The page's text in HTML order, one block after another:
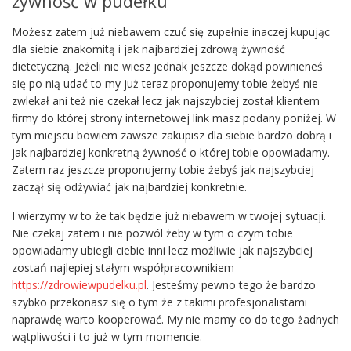
Możesz zatem już niebawem czuć się zupełnie inaczej kupując
dla siebie znakomitą i jak najbardziej zdrową żywność
dietetyczną. Jeżeli nie wiesz jednak jeszcze dokąd powinieneś
się po nią udać to my już teraz proponujemy tobie żebyś nie
zwlekał ani też nie czekał lecz jak najszybciej został klientem
firmy do której strony internetowej link masz podany poniżej. W
tym miejscu bowiem zawsze zakupisz dla siebie bardzo dobrą i
jak najbardziej konkretną żywność o której tobie opowiadamy.
Zatem raz jeszcze proponujemy tobie żebyś jak najszybciej
zaczął się odżywiać jak najbardziej konkretnie.
I wierzymy w to że tak będzie już niebawem w twojej sytuacji.
Nie czekaj zatem i nie pozwól żeby w tym o czym tobie
opowiadamy ubiegli ciebie inni lecz możliwie jak najszybciej
zostań najlepiej stałym współpracownikiem
https://zdrowiewpudelku.pl. Jesteśmy pewno tego że bardzo
szybko przekonasz się o tym że z takimi profesjonalistami
naprawdę warto kooperować. My nie mamy co do tego żadnych
wątpliwości i to już w tym momencie.